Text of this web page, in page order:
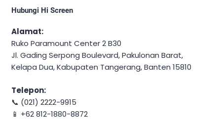
Hubungi Hi Screen
Alamat:
Ruko Paramount Center 2 B30
Jl. Gading Serpong Boulevard, Pakulonan Barat,
Kelapa Dua, Kabupaten Tangerang, Banten 15810
Telepon:
📞 (021) 2222-9915
📱 +62 812-1880-8872